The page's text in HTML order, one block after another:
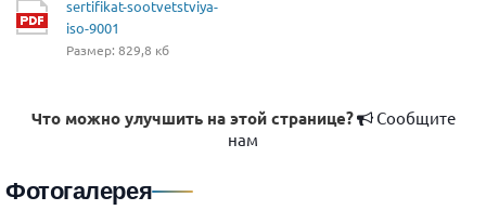
sertifikat-sootvetstviya-
iso-9001
Размер: 829,8 кб
Что можно улучшить на этой странице?
Сообщите
нам
Фотогалерея